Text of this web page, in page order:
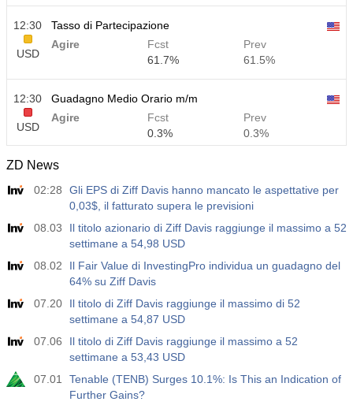
12:30
USD
Tasso di Partecipazione
Agire
Fcst
61.7%
Prev
61.5%
12:30
USD
Guadagno Medio Orario m/m
Agire
Fcst
0.3%
Prev
0.3%
12:30
Guadagno Medio Orario a/a
Agire
Fcst
3.5%
Prev
3.5%
USD
Libri Paga Privati Non Agricoli
Agire
Fcst
40 K
Prev
USD
Tasso di Disoccupazione U6
Agire
Fcst
7.9%
Prev
Baker Hughes CONTEGGIO DELLE PIATTAFORME
ZD News
02:28
Gli EPS di Ziff Davis hanno mancato le aspettative per
0,03$, il fatturato supera le previsioni
08.03
Il titolo azionario di Ziff Davis raggiunge il massimo a 52
settimane a 54,98 USD
08.02
Il Fair Value di InvestingPro individua un guadagno del
64% su Ziff Davis
07.20
Il titolo di Ziff Davis raggiunge il massimo di 52
settimane a 54,87 USD
07.06
Il titolo di Ziff Davis raggiunge il massimo a 52
settimane a 53,43 USD
07.01
Tenable (TENB) Surges 10.1%: Is This an Indication of
Further Gains?